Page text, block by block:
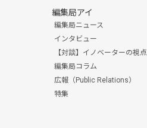
編集局アイ
編集局ニュース
インタビュー
【対談】イノベーターの視点
編集局コラム
広報（Public Relations）
特集